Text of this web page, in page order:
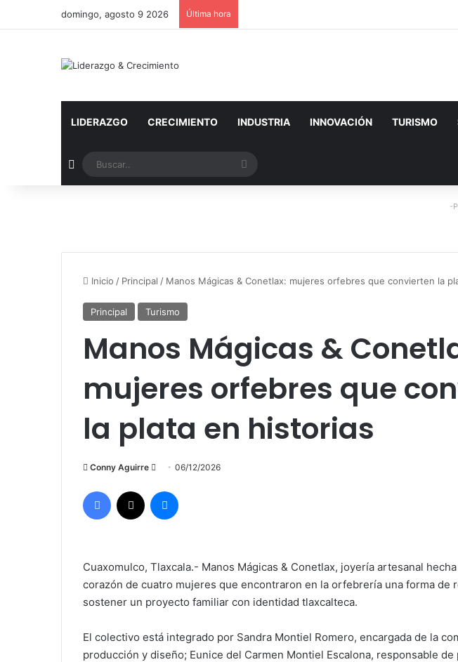
domingo, agosto 9 2026 Última hora
LIDERAZGO CRECIMIENTO INDUSTRIA INNOVACIÓN TURISMO
Artículo aleatorio Buscar..
-
Inicio / Principal / Manos Mágicas & Conetlax: mujeres orfebres que convierten la
Principal Turismo
Manos Mágicas &
mujeres orfebres que
la plata en historias
Conny Aguirre
Send
email
06/12/2026
Facebook
Cuaxomulco, Tlaxcala.- Manos Mágicas & Conetlax, joyería artesanal
corazón de cuatro mujeres que encontraron en la orfebrería una forma de
sostener un proyecto familiar con identidad tlaxcalteca.
El colectivo está integrado por Sandra Montiel Romero, encargada de la
producción y diseño; Eunice del Carmen Montiel Escalona, responsable